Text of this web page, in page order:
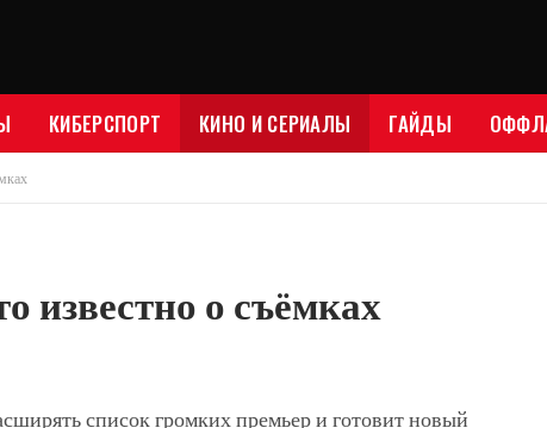
КИБЕРСПОРТ КИНО И СЕРИАЛЫ ГАЙДЫ
известно о съёмках
список громких премьер и готовит новый